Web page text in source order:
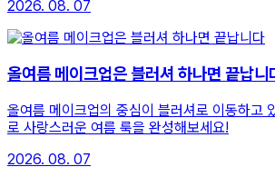
2026. 08. 07
올여름 메이크업은 블러셔 하나면 끝납니
올여름 메이크업의 중심이 블러셔로 이동하고
로 사랑스러운 여름 룩을 완성해보세요!
2026. 08. 07